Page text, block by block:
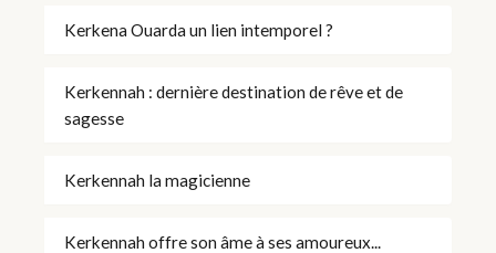
Kerkena Ouarda un lien intemporel ?
Kerkennah : dernière destination de rêve et de
sagesse
Kerkennah la magicienne
Kerkennah offre son âme à ses amoureux...